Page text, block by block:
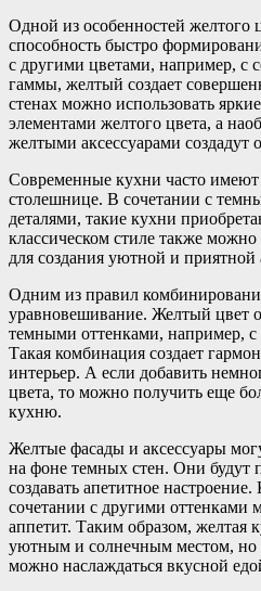
Одной из особенностей желтого
способность быстро
с другими цветами, например, с
гаммы, желтый создает
стенах можно использовать
элементами желтого цвета, а
желтыми аксессуарами создадут
Современные кухни часто
столешнице. В сочетании с
деталями, такие кухни
классическом стиле также
для создания уютной и
Одним из правил
уравновешивание. Желтый цвет
темными оттенками, например,
Такая комбинация создает
интерьер. А если добавить
цвета, то можно получить еще
кухню.
Желтые фасады и аксессуары
на фоне темных стен. Они будут
создавать апетитное
сочетании с другими оттенками
аппетит. Таким образом, желтая
уютным и солнечным местом, но
можно наслаждаться вкусной